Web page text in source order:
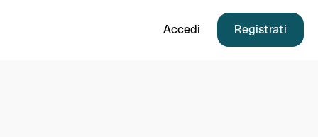
Accedi Registrati